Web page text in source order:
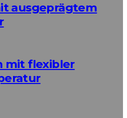
ausgeprägtem
mit flexibler